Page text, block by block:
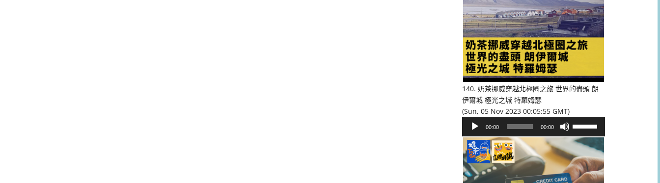
以
提
高
或
降
量。
140. 奶茶挪威穿越北極圈之旅 世界的盡頭 朗
伊爾城 極光之城 特羅姆瑟
(Sun, 05 Nov 2023 00:05:55 GMT)
播
放
器
00:00 00:00
向
上/
向
下